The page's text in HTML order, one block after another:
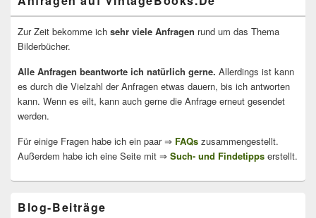
Zur Zeit bekomme ich sehr viele Anfragen rund um das Thema
Bilderbücher.
Alle Anfragen beantworte ich natürlich gerne. Allerdings ist kann
es durch die Vielzahl der Anfragen etwas dauern, bis ich antworten
kann. Wenn es eilt, kann auch gerne die Anfrage erneut gesendet
werden.
Für einige Fragen habe ich ein paar ⇒ FAQs zusammengestellt.
Außerdem habe ich eine Seite mit ⇒ Such- und Findetipps erstellt.
Blog-Beiträge